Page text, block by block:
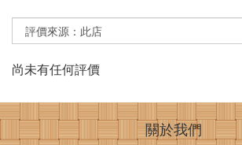
尚未有任何評價
關於我們